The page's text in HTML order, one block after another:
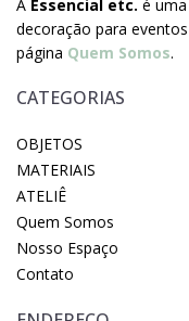
A Essencial etc. é
decoração para
página Quem Somos.
CATEGORIAS
OBJETOS
MATERIAIS
ATELIÊ
Quem Somos
Nosso Espaço
Contato